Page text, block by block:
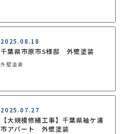
2025.08.18
千葉県市原市S様邸 外壁塗装
外壁塗装
2025.07.27
【大規模修繕工事】千葉県袖ケ浦
市アパート 外壁塗装